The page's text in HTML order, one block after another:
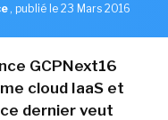
, publié le 23 Mars 2016
GCPNext16
cloud IaaS et
dernier veut